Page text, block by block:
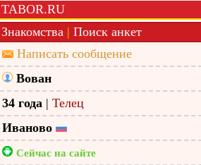
TABOR.RU
Знакомства | Поиск анкет
Написать сообщение
Вован
34 года | Телец
Иваново
Сейчас на сайте